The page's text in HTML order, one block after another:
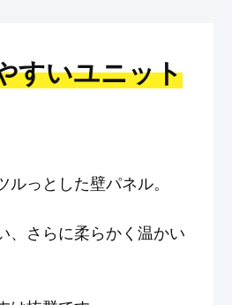
すいユニット
ルっとした壁パネル。
、さらに柔らかく温かい